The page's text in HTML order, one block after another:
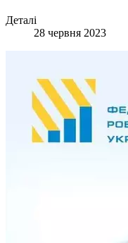
Деталі
28 червня 2023